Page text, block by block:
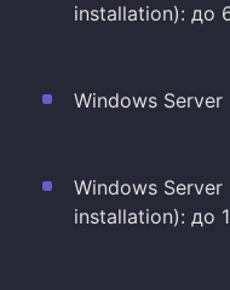
installation): до
Windows Server
Windows
installation): до